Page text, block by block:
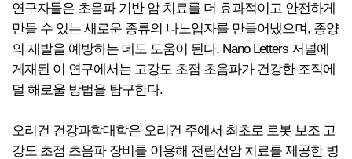
연구자들은 초음파 기반 암 치료를 더 효과적이고 안전하게
만들 수 있는 새로운 종류의 나노입자를 만들어냈으며, 종양
의 재발을 예방하는 데도 도움이 된다. Nano Letters 저널에
게재된 이 연구에서는 고강도 초점 초음파가 건강한 조직에
덜 해로울 방법을 탐구한다.
오리건 건강과학대학은 오리건 주에서 최초로 로봇 보조 고
강도 초점 초음파 장비를 이용해 전립선암 치료를 제공한 병